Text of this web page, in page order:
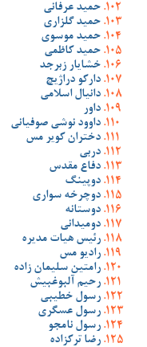
حمید عرفانی
حمید گلزاری
حمید موسوی
حمید کاظمی
خشایار زبرجد
دارکو دراژیچ
دانیال اسلامی
داور
داوود نوشی صوفیانی
دختران کویر مس
دربی
دفاع مقدس
دوپینگ
دوچرخه سواری
دوستانه
دومیدانی
رئیس هیات مدیره
رادیو مس
رامتین سلیمان زاده
رحیم آلبوغبیش
رسول خطیبی
رسول عسگری
رسول نامجو
رضا ترکزاده